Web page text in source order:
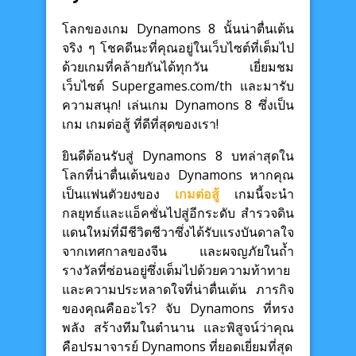
โลกของเกม Dynamons 8 นั้นน่าตื่นเต้น
จริง ๆ โชคดีนะที่คุณอยู่ในเว็บไซต์ที่เต็มไป
ด้วยเกมที่คล้ายกันได้ทุกวัน เยี่ยมชม
เว็บไซต์ Supergames.com/th และมารับ
ความสนุก! เล่นเกม Dynamons 8 ซึ่งเป็น
เกม เกมต่อสู้ ที่ดีที่สุดของเรา!
ยินดีต้อนรับสู่ Dynamons 8 บทล่าสุดใน
โลกที่น่าตื่นเต้นของ Dynamons หากคุณ
เป็นแฟนตัวยงของ เกมต่อสู้ เกมนี้จะนำ
กลยุทธ์และแอ็คชั่นไปสู่อีกระดับ สำรวจดิน
แดนใหม่ที่มีชีวิตชีวาซึ่งได้รับแรงบันดาลใจ
จากเทศกาลของจีน และผจญภัยในถ้ำ
รางวัลที่ซ่อนอยู่ซึ่งเต็มไปด้วยความท้าทาย
และความประหลาดใจที่น่าตื่นเต้น ภารกิจ
ของคุณคืออะไร? จับ Dynamons ที่ทรง
พลัง สร้างทีมในตำนาน และพิสูจน์ว่าคุณ
คือปรมาจารย์ Dynamons ที่ยอดเยี่ยมที่สุด